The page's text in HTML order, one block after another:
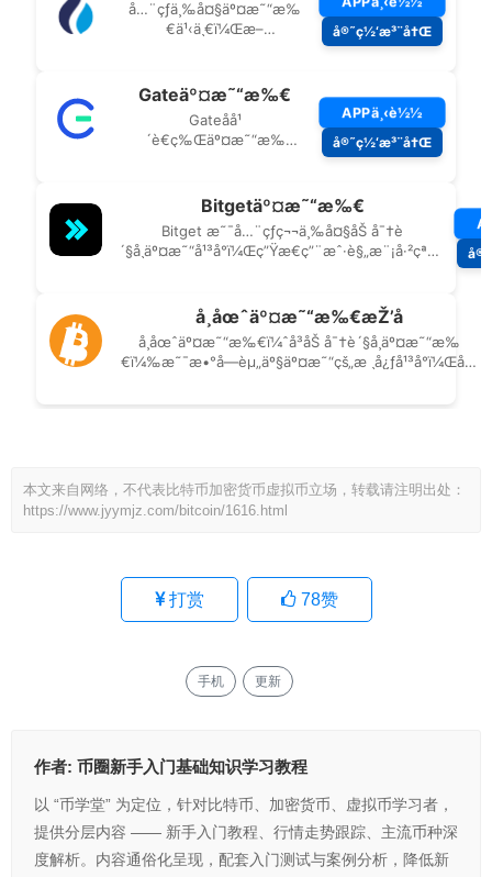
本文来自网络，不代表比特币加密货币虚拟币立场，转载请注明出处：
https://www.jyymjz.com/bitcoin/1616.html
打赏 78赞
手机 更新
作者: 币圈新手入门基础知识学习教程
以 “币学堂” 为定位，针对比特币、加密货币、虚拟币学习者，
提供分层内容 —— 新手入门教程、行情走势跟踪、主流币种深
度解析。内容通俗化呈现，配套入门测试与案例分析，降低新